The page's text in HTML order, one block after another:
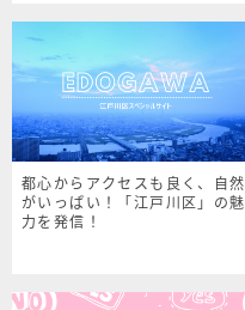
都心からアクセスも良く、自然
がいっぱい！「江戸川区」の魅
力を発信！